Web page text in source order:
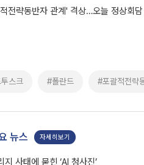
전략동반자 관계' 격상…오늘 정상회담
스크 #폴란드 #포괄적전략
뉴스 자세히보기
사태에 묻힌 ‘AI 청사진’